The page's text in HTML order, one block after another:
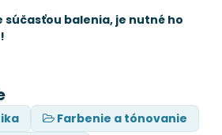
súčasťou balenia, je nutné ho
Farbenie a tónovanie